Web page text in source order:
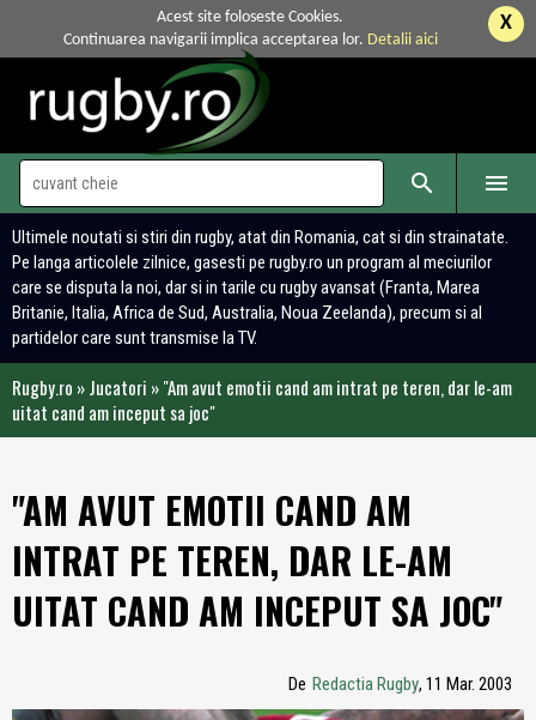
X
Acest site foloseste Cookies.
Continuarea navigarii implica acceptarea lor. Detalii aici
 
Ultimele noutati si stiri din rugby, atat din Romania, cat si din strainatate.
Pe langa articolele zilnice, gasesti pe rugby.ro un program al meciurilor
care se disputa la noi, dar si in tarile cu rugby avansat (Franta, Marea
Britanie, Italia, Africa de Sud, Australia, Noua Zeelanda), precum si al
partidelor care sunt transmise la TV.
Rugby.ro »Jucatori »"Am avut emotii cand am intrat pe teren, dar le-am
uitat cand am inceput sa joc"
"AM AVUT EMOTII CAND AM
INTRAT PE TEREN, DAR LE-AM
UITAT CAND AM INCEPUT SA JOC"
De Redactia Rugby, 11 Mar. 2003